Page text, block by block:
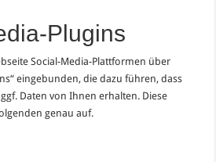
Plugins
Social-Media-Plattformen über
eingebunden, die dazu führen, dass
Daten von Ihnen erhalten. Diese
genau auf.